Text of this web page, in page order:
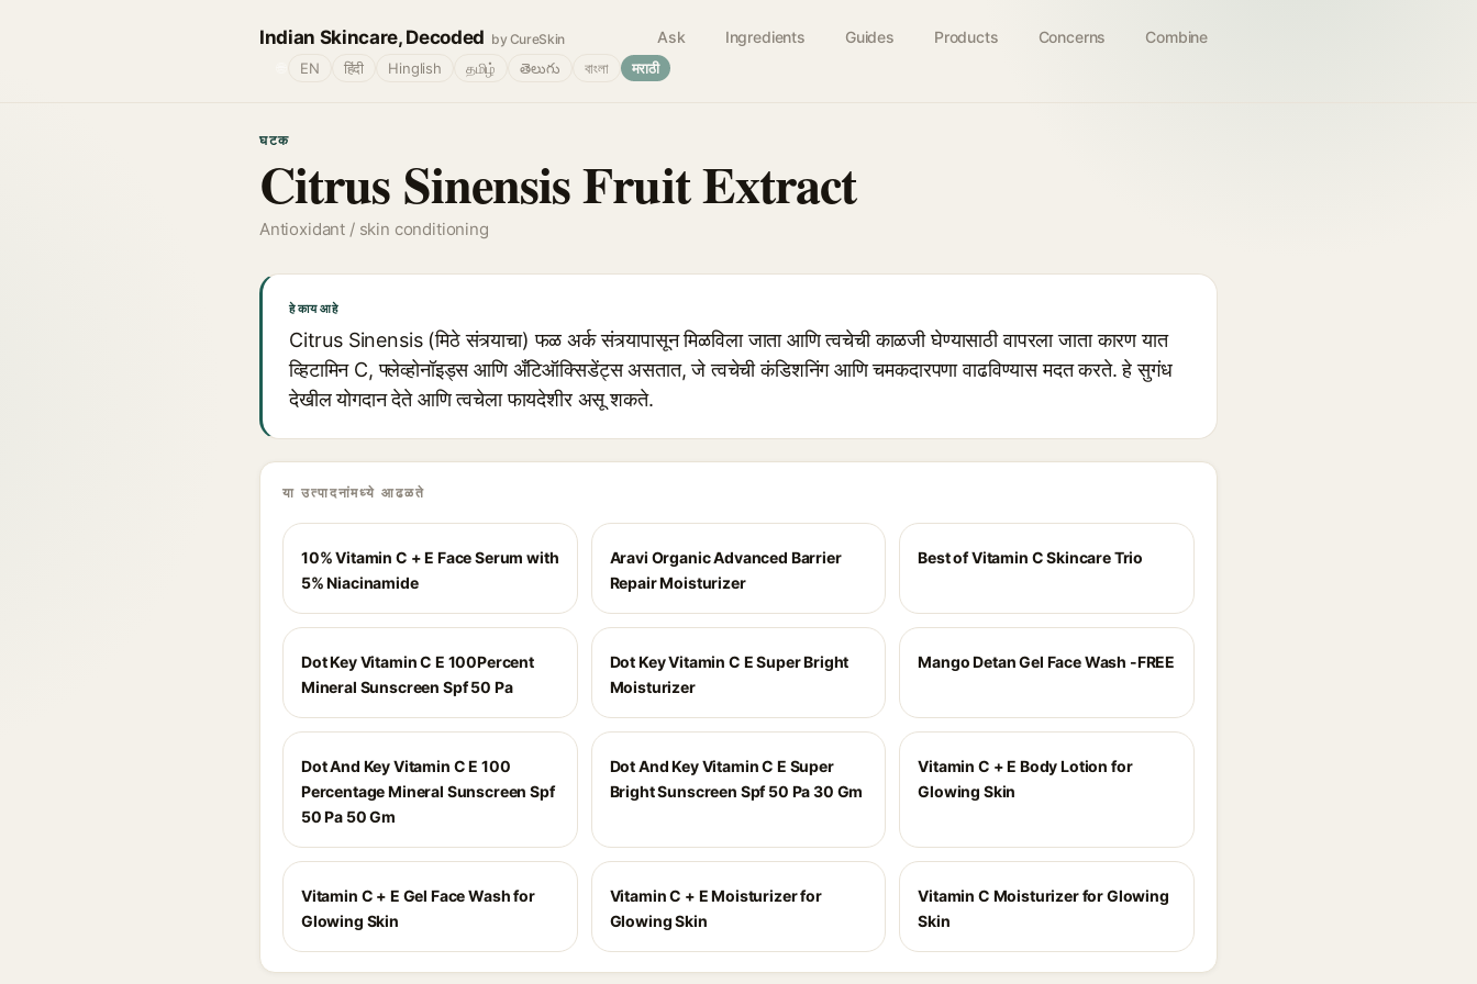
Indian Skincare, Decoded by CureSkin Ask Ingredients Guides Products Concerns Combine
EN हिंदी Hinglish தமிழ் తెలుగు বাংলা मराठी
घटक
Citrus Sinensis Fruit Extract
Antioxidant / skin conditioning
हे काय आहे
Citrus Sinensis (मिठे संत्र्याचा) फळ अर्क संत्र्यापासून मिळविला जाता आणि त्वचेची काळजी घेण्यासाठी वापरला जाता कारण यात
व्हिटामिन C, फ्लेव्होनॉइड्स आणि अँटिऑक्सिडेंट्स असतात, जे त्वचेची कंडिशनिंग आणि चमकदारपणा वाढविण्यास मदत करते. हे सुगंध
देखील योगदान देते आणि त्वचेला फायदेशीर असू शकते.
या उत्पादनांमध्ये आढळते
10% Vitamin C + E Face Serum with
5% Niacinamide
Aravi Organic Advanced Barrier
Repair Moisturizer
Best of Vitamin C Skincare Trio
Dot Key Vitamin C E 100Percent
Mineral Sunscreen Spf 50 Pa
Dot Key Vitamin C E Super Bright
Moisturizer
Mango Detan Gel Face Wash -FREE
Dot And Key Vitamin C E 100
Percentage Mineral Sunscreen Spf
50 Pa 50 Gm
Dot And Key Vitamin C E Super
Bright Sunscreen Spf 50 Pa 30 Gm
Vitamin C + E Body Lotion for
Glowing Skin
Vitamin C + E Gel Face Wash for
Glowing Skin
Vitamin C + E Moisturizer for
Glowing Skin
Vitamin C Moisturizer for Glowing
Skin